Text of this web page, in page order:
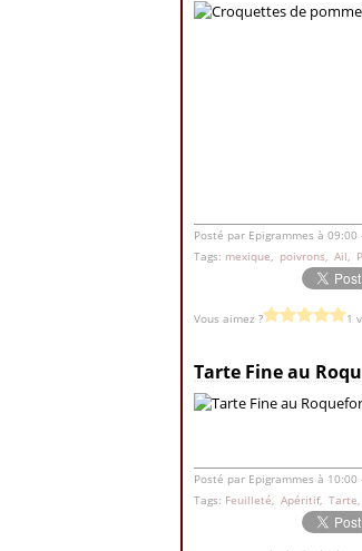
Posté par Epigrammes à 09:00
Tags: mexique, poivrons, Ail,
Vous aimez ? 1
Tarte Fine au
Posté par Epigrammes à 10:00
Tags: Feuilleté, Apéritif, Tarte,